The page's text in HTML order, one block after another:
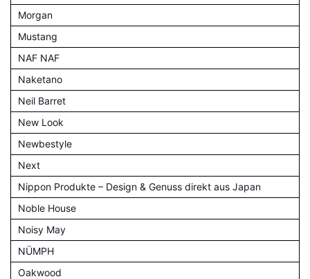
Morgan
Mustang
NAF NAF
Naketano
Neil Barret
New Look
Newbestyle
Next
Nippon Produkte – Design & Genuss direkt aus Japan
Noble House
Noisy May
NÜMPH
Oakwood